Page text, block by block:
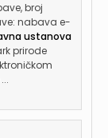
broj
nabava e-
ustanova
prirode